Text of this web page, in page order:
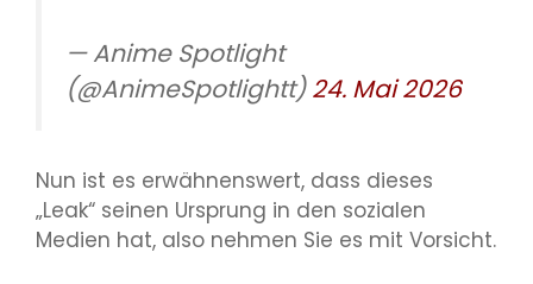
— Anime Spotlight
(@AnimeSpotlightt)24. Mai 2026
Nun ist es erwähnenswert, dass dieses
„Leak“ seinen Ursprung in den sozialen
Medien hat, also nehmen Sie es mit Vorsicht.